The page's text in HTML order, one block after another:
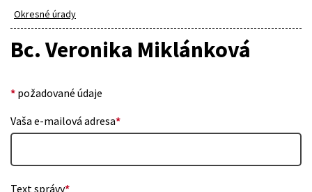
Okresné úrady
Bc. Veronika Miklánková
* požadované údaje
Vaša e-mailová adresa*
Text správy*